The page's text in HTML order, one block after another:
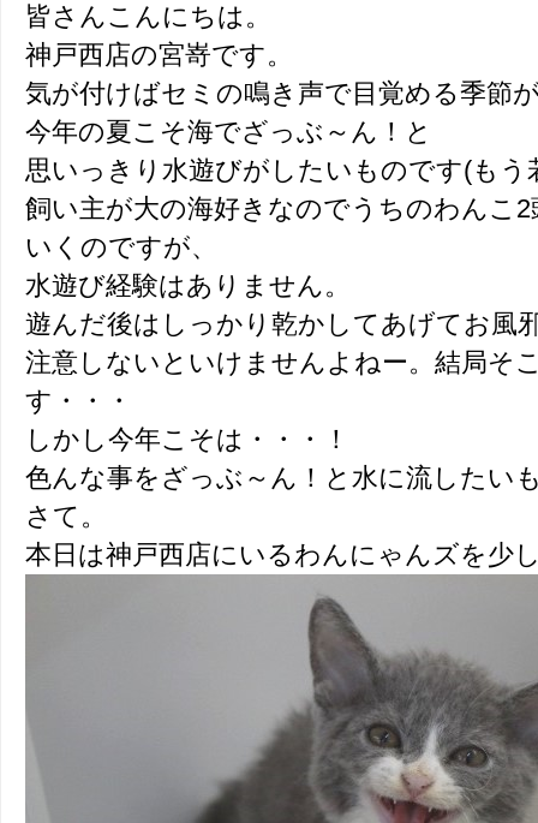
皆さんこんにちは。
神戸西店の宮嵜です。
気が付けばセミの鳴き声で目覚める季節
今年の夏こそ海でざっぶ～ん！と
思いっきり水遊びがしたいものです(もう
飼い主が大の海好きなのでうちのわんこ
いくのですが、
水遊び経験はありません。
遊んだ後はしっかり乾かしてあげてお風
注意しないといけませんよねー。結局そ
す・・・
しかし今年こそは・・・！
色んな事をざっぶ～ん！と水に流したい
さて。
本日は神戸西店にいるわんにゃんズを少